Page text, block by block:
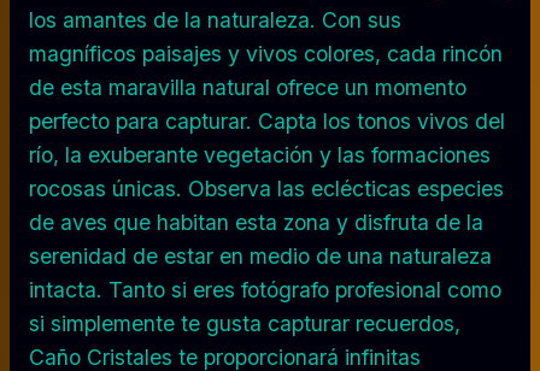
los amantes de la naturaleza. Con sus
magníficos paisajes y vivos colores, cada rincón
de esta maravilla natural ofrece un momento
perfecto para capturar. Capta los tonos vivos del
río, la exuberante vegetación y las formaciones
rocosas únicas. Observa las eclécticas especies
de aves que habitan esta zona y disfruta de la
serenidad de estar en medio de una naturaleza
intacta. Tanto si eres fotógrafo profesional como
si simplemente te gusta capturar recuerdos,
Caño Cristales te proporcionará infinitas